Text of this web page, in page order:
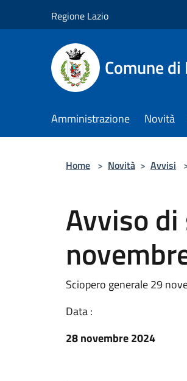
Regione Lazio
Comune
Amministrazione Novità
Home > Novità > Avvisi
Avviso
Sciopero generale 29
Data :
28 novembre 2024